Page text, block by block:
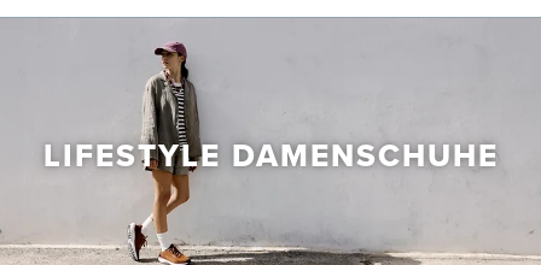
LIFESTYLE DAMENSCHUHE